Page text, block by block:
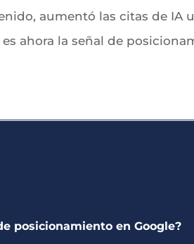
aumentó las citas de IA
ahora la señal de
posicionamiento en Google?